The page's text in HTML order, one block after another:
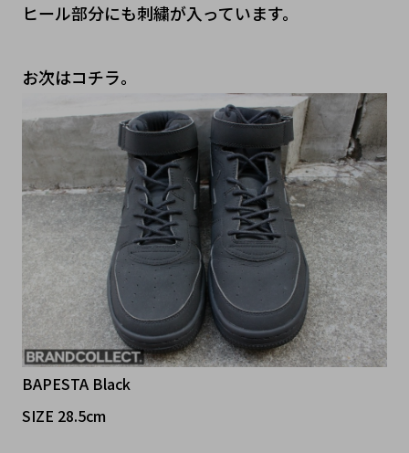
ヒール部分にも刺繍が入っています。
お次はコチラ。
BAPESTA Black
SIZE 28.5cm